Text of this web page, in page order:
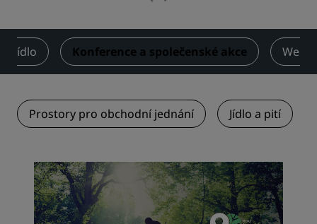
Jídlo Konference a společenské akce
Prostory pro obchodní jednání Jídlo a pití